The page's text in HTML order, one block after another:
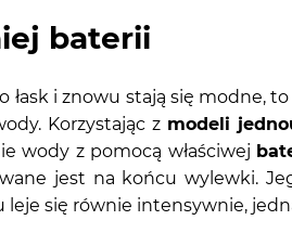
baterii
i znowu stają się modne,
Korzystając z modeli
wody z pomocą właściwej
jest na końcu wylewki.
się równie intensywnie,